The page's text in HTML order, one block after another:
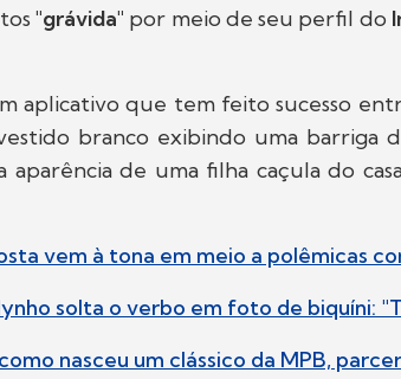
"grávida" por meio de seu perfil do
aplicativo que tem feito sucesso
branco exibindo uma barriga
aparência de uma filha caçula do
vem à tona em meio a polêmicas
solta o verbo em foto de biquíni:
nasceu um clássico da MPB,